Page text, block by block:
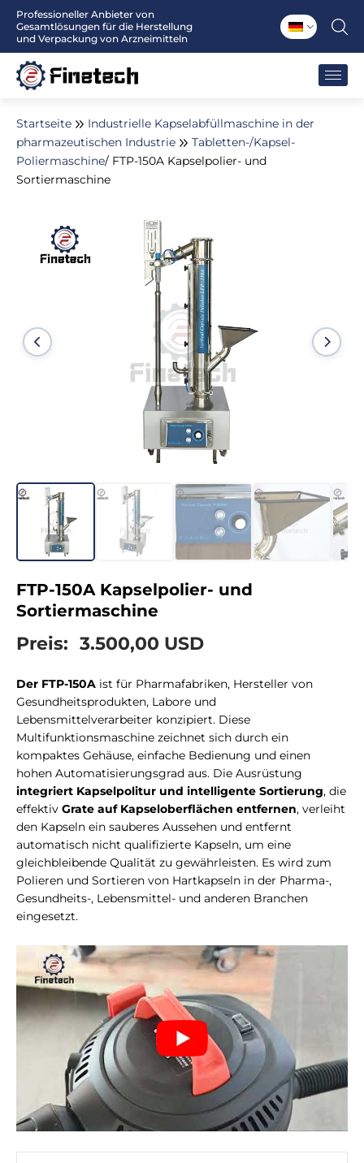
Zum
Inhalt
Professioneller Anbieter von
Gesamtlösungen für die Herstellung
und Verpackung von Arzneimitteln
Startseite
Industrielle Kapselabfüllmaschine in der
pharmazeutischen Industrie
Tabletten-/Kapsel-
Poliermaschine/ FTP-150A Kapselpolier- und
Sortiermaschine
FTP-150A Kapselpolier- und
Sortiermaschine
Preis: 3.500,00 USD
Der FTP-150A ist für Pharmafabriken, Hersteller von
Gesundheitsprodukten, Labore und
Lebensmittelverarbeiter konzipiert. Diese
Multifunktionsmaschine zeichnet sich durch ein
kompaktes Gehäuse, einfache Bedienung und einen
hohen Automatisierungsgrad aus. Die Ausrüstung
integriert Kapselpolitur und intelligente Sortierung, die
effektiv Grate auf Kapseloberflächen entfernen, verleiht
den Kapseln ein sauberes Aussehen und entfernt
automatisch nicht qualifizierte Kapseln, um eine
gleichbleibende Qualität zu gewährleisten. Es wird zum
Polieren und Sortieren von Hartkapseln in der Pharma-,
Gesundheits-, Lebensmittel- und anderen Branchen
eingesetzt.